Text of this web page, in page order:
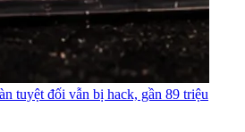
tuyệt đối vẫn bị hack, gần 89 triệu